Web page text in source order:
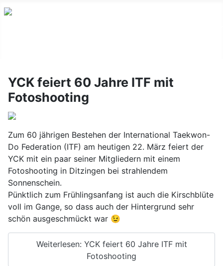
YCK feiert 60 Jahre ITF mit
Fotoshooting
Zum 60 jährigen Bestehen der International Taekwon-
Do Federation (ITF) am heutigen 22. März feiert der
YCK mit ein paar seiner Mitgliedern mit einem
Fotoshooting in Ditzingen bei strahlendem
Sonnenschein.
Pünktlich zum Frühlingsanfang ist auch die Kirschblüte
voll im Gange, so dass auch der Hintergrund sehr
schön ausgeschmückt war 😉
Weiterlesen: YCK feiert 60 Jahre ITF mit
Fotoshooting